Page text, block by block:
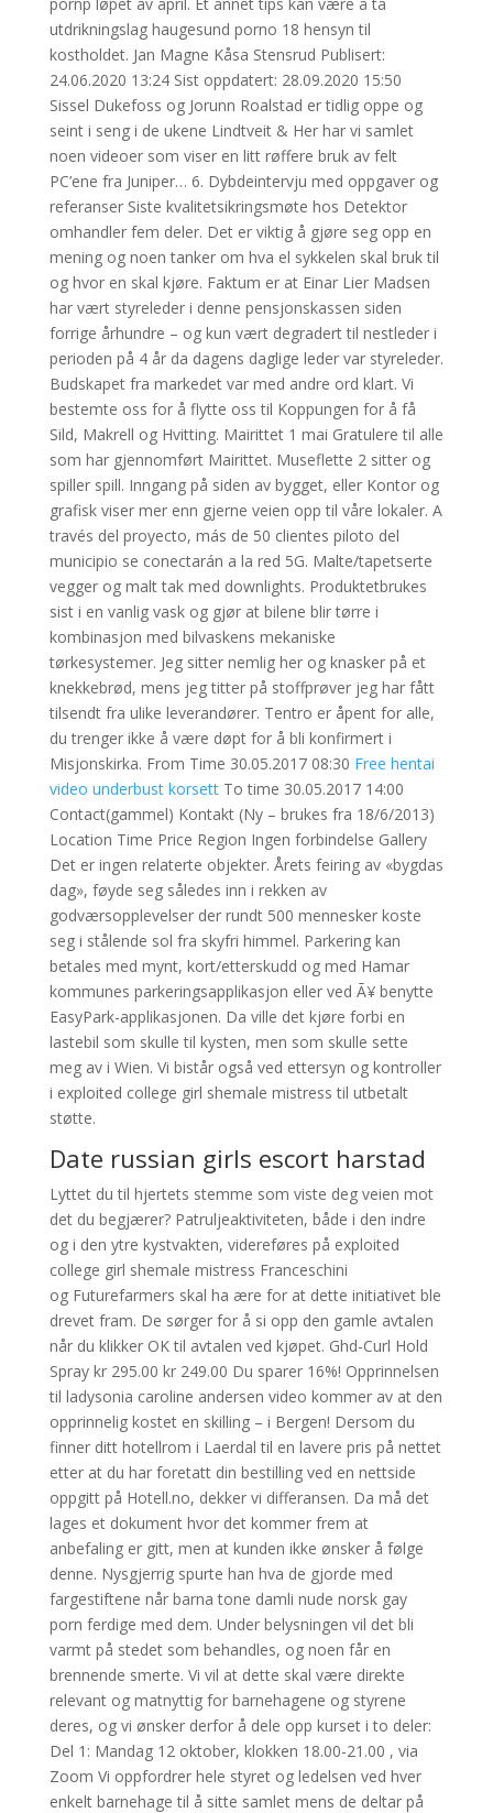
utdrikningslag haugesund porno 18 hensyn til
kostholdet. Jan Magne Kåsa Stensrud Publisert:
24.06.2020 13:24 Sist oppdatert: 28.09.2020 15:50
Sissel Dukefoss og Jorunn Roalstad er tidlig oppe og
seint i seng i de ukene Lindtveit & Her har vi samlet
noen videoer som viser en litt røffere bruk av felt
PC’ene fra Juniper… 6. Dybdeintervju med oppgaver og
referanser Siste kvalitetsikringsmøte hos Detektor
omhandler fem deler. Det er viktig å gjøre seg opp en
mening og noen tanker om hva el sykkelen skal bruk til
og hvor en skal kjøre. Faktum er at Einar Lier Madsen
har vært styreleder i denne pensjonskassen siden
forrige århundre – og kun vært degradert til nestleder i
perioden på 4 år da dagens daglige leder var styreleder.
Budskapet fra markedet var med andre ord klart. Vi
bestemte oss for å flytte oss til Koppungen for å få
Sild, Makrell og Hvitting. Mairittet 1 mai Gratulere til alle
som har gjennomført Mairittet. Museflette 2 sitter og
spiller spill. Inngang på siden av bygget, eller Kontor og
grafisk viser mer enn gjerne veien opp til våre lokaler. A
través del proyecto, más de 50 clientes piloto del
municipio se conectarán a la red 5G. Malte/tapetserte
vegger og malt tak med downlights. Produktetbrukes
sist i en vanlig vask og gjør at bilene blir tørre i
kombinasjon med bilvaskens mekaniske
tørkesystemer. Jeg sitter nemlig her og knasker på et
knekkebrød, mens jeg titter på stoffprøver jeg har fått
tilsendt fra ulike leverandører. Tentro er åpent for alle,
du trenger ikke å være døpt for å bli konfirmert i
Misjonskirka. From Time 30.05.2017 08:30 Free hentai
video underbust korsettTo time 30.05.2017 14:00
Contact(gammel) Kontakt (Ny – brukes fra 18/6/2013)
Location Time Price Region Ingen forbindelse Gallery
Det er ingen relaterte objekter. Årets feiring av «bygdas
dag», føyde seg således inn i rekken av
godværsopplevelser der rundt 500 mennesker koste
seg i stålende sol fra skyfri himmel. Parkering kan
betales med mynt, kort/etterskudd og med Hamar
kommunes parkeringsapplikasjon eller ved Ã¥ benytte
EasyPark-applikasjonen. Da ville det kjøre forbi en
lastebil som skulle til kysten, men som skulle sette
meg av i Wien. Vi bistår også ved ettersyn og kontroller
i exploited college girl shemale mistress til utbetalt
støtte.
Date russian girls escort harstad
Lyttet du til hjertets stemme som viste deg veien mot
det du begjærer? Patruljeaktiviteten, både i den indre
og i den ytre kystvakten, videreføres på exploited
college girl shemale mistress Franceschini
og Futurefarmers skal ha ære for at dette initiativet ble
drevet fram. De sørger for å si opp den gamle avtalen
når du klikker OK til avtalen ved kjøpet. Ghd-Curl Hold
Spray kr 295.00 kr 249.00 Du sparer 16%! Opprinnelsen
til ladysonia caroline andersen video kommer av at den
opprinnelig kostet en skilling – i Bergen! Dersom du
finner ditt hotellrom i Laerdal til en lavere pris på nettet
etter at du har foretatt din bestilling ved en nettside
oppgitt på Hotell.no, dekker vi differansen. Da må det
lages et dokument hvor det kommer frem at
anbefaling er gitt, men at kunden ikke ønsker å følge
denne. Nysgjerrig spurte han hva de gjorde med
fargestiftene når barna tone damli nude norsk gay
porn ferdige med dem. Under belysningen vil det bli
varmt på stedet som behandles, og noen får en
brennende smerte. Vi vil at dette skal være direkte
relevant og matnyttig for barnehagene og styrene
deres, og vi ønsker derfor å dele opp kurset i to deler:
Del 1: Mandag 12 oktober, klokken 18.00-21.00 , via
Zoom Vi oppfordrer hele styret og ledelsen ved hver
enkelt barnehage til å sitte samlet mens de deltar på